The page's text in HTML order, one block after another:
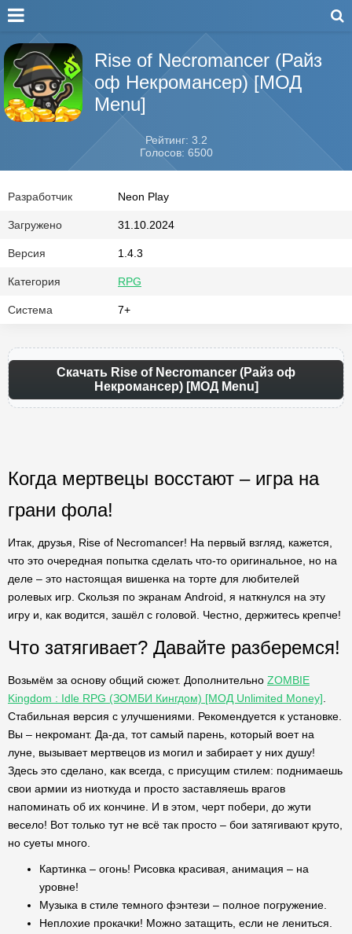
Rise of Necromancer (Райз
оф Некромансер) [МОД
Menu]
Рейтинг: 3.2
Голосов: 6500
Разработчик Neon Play
Загружено 31.10.2024
Версия 1.4.3
Категория RPG
Система 7+
Скачать Rise of Necromancer (Райз оф
Некромансер) [МОД Menu]
Когда мертвецы восстают – игра на
грани фола!
Итак, друзья, Rise of Necromancer! На первый взгляд, кажется,
что это очередная попытка сделать что-то оригинальное, но на
деле – это настоящая вишенка на торте для любителей
ролевых игр. Скользя по экранам Android, я наткнулся на эту
игру и, как водится, зашёл с головой. Честно, держитесь крепче!
Что затягивает? Давайте разберемся!
Возьмём за основу общий сюжет. Дополнительно ZOMBIE
Kingdom : Idle RPG (ЗОМБИ Кингдом) [МОД Unlimited Money]
Стабильная версия с улучшениями. Рекомендуется к установке.
Вы – некромант. Да-да, тот самый парень, который воет на
луне, вызывает мертвецов из могил и забирает у них душу!
Здесь это сделано, как всегда, с присущим стилем: поднимаешь
свои армии из ниоткуда и просто заставляешь врагов
напоминать об их кончине. И в этом, черт побери, до жути
весело! Вот только тут не всё так просто – бои затягивают круто,
но суеты много.
Картинка – огонь! Рисовка красивая, анимация – на
уровне!
Музыка в стиле темного фэнтези – полное погружение.
Неплохие прокачки! Можно затащить, если не лениться.